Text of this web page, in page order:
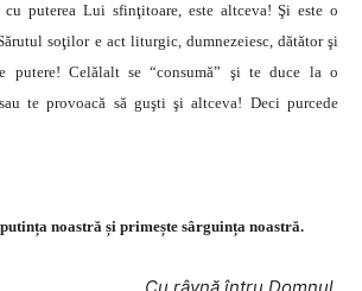
puterea Lui sfinţitoare, este altceva! Şi este o
soţilor e act liturgic, dumnezeiesc, dătător şi
putere! Celălalt se “consumă” şi te duce la o
te provoacă să guşti şi altceva! Deci purcede
noastră și primește sârguința noastră.